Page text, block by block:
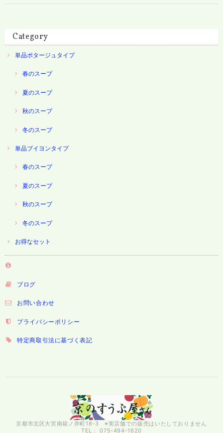
Category
単品ポタージュタイプ
春のスープ
夏のスープ
秋のスープ
冬のスープ
単品ブイヨンタイプ
春のスープ
夏のスープ
秋のスープ
冬のスープ
お得なセット
ブログ
お問い合わせ
プライバシーポリシー
特定商取引法に基づく表記
京都市北区大宮南箱ノ井町18-3 ※実店舗での販売はいたしておりません
TEL： 075-494-1620